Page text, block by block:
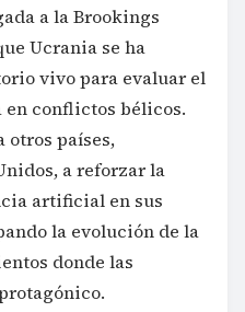
a la Brookings
Ucrania se ha
vivo para evaluar el
conflictos bélicos.
otros países,
a reforzar la
artificial en sus
la evolución de la
donde las